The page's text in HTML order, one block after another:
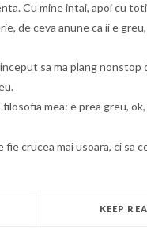
Cu mine intai, apoi cu
de ceva anune ca ii e
sa ma plang
mea: e prea greu,
fie crucea mai usoara, ci sa
KEEP